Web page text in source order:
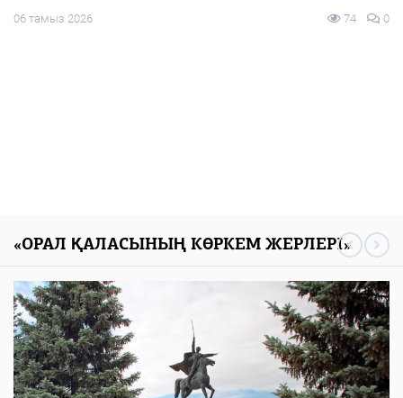
от девяти иностранных государств и четырех
«ОРАЛ ҚАЛАСЫНЫҢ КӨРКЕМ ЖЕРЛЕРІ»